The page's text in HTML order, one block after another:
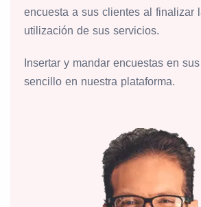
encuesta a sus clientes al finalizar
utilización de sus servicios.
Insertar y mandar encuestas en
sencillo en nuestra plataforma.